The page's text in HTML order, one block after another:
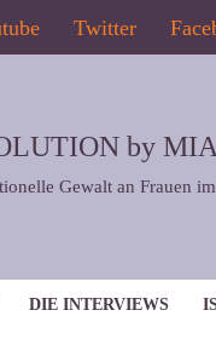
Twitter
by MIA
Gewalt an Frauen
DIE INTERVIEWS